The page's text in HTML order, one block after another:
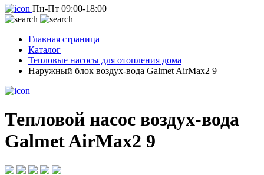
Пн-Пт 09:00-18:00
Главная страница
Каталог
Тепловые насосы для отопления дома
Наружный блок воздух-вода Galmet AirMax2 9
Тепловой насос воздух-вода
Galmet AirMax2 9